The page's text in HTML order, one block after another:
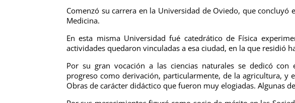
Comenzó su carrera en la Universidad de Oviedo, que concluyó
Medicina.
En esta misma Universidad fué catedrático de Física
actividades quedaron vinculadas a esa ciudad, en la que residió
Por su gran vocación a las ciencias naturales se dedicó con
progreso como derivación, particularmente, de la agricultura, y
Obras de carácter didáctico que fueron muy elogiadas. Algunas